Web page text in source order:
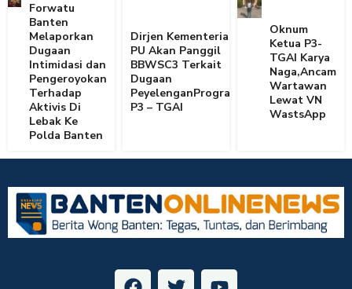
Forwatu
Banten
Melaporkan
Dugaan
Intimidasi dan
Pengeroyokan
Terhadap
Aktivis Di
Lebak Ke
Polda Banten
Dirjen Kementerian
PU Akan Panggil
BBWSC3 Terkait
Dugaan
PeyelenganProgram
P3 – TGAI
Oknum
Ketua P3-
TGAI Karya
Naga,Ancam
Wartawan
Lewat VN
WastsApp